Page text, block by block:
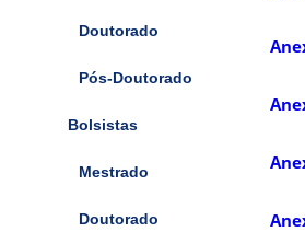
Doutorado
Pós-Doutorado
Bolsistas
Mestrado
Doutorado